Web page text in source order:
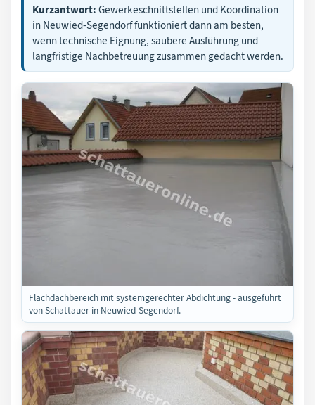
Kurzantwort: Gewerkeschnittstellen und Koordination
in Neuwied-Segendorf funktioniert dann am besten,
wenn technische Eignung, saubere Ausführung und
langfristige Nachbetreuung zusammen gedacht werden.
Flachdachbereich mit systemgerechter Abdichtung - ausgeführt
von Schattauer in Neuwied-Segendorf.